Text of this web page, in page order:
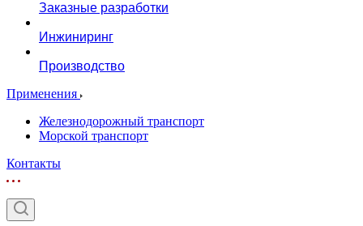
Заказные разработки
Инжиниринг
Производство
Применения
Железнодорожный транспорт
Морской транспорт
Контакты